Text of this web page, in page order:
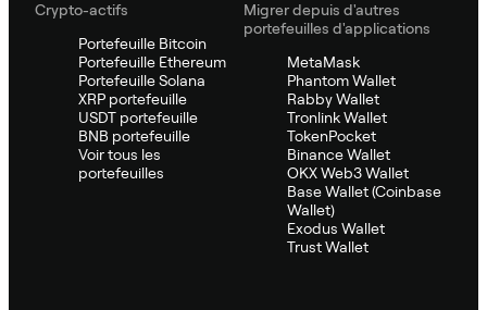
Crypto-actifs
Portefeuille Bitcoin
Portefeuille Ethereum
Portefeuille Solana
XRP portefeuille
USDT portefeuille
BNB portefeuille
Voir tous les
portefeuilles
Migrer depuis d'autres
portefeuilles d'applications
MetaMask
Phantom Wallet
Rabby Wallet
Tronlink Wallet
TokenPocket
Binance Wallet
OKX Web3 Wallet
Base Wallet (Coinbase
Wallet)
Exodus Wallet
Trust Wallet